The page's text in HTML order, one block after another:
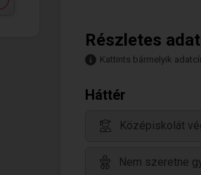
Részletes
Kattints bármelyik
Háttér
Középiskolát
Nem szeretne